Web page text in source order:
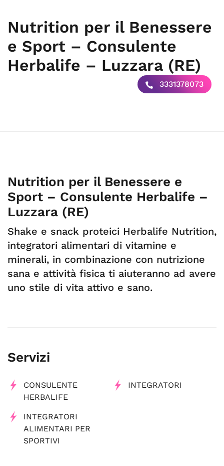
Nutrition per il Benessere
e Sport – Consulente
Herbalife – Luzzara (RE)
3331378073
Nutrition per il Benessere e
Sport – Consulente Herbalife –
Luzzara (RE)
Shake e snack proteici Herbalife Nutrition,
integratori alimentari di vitamine e
minerali, in combinazione con nutrizione
sana e attività fisica ti aiuteranno ad avere
uno stile di vita attivo e sano.
Servizi
CONSULENTE
HERBALIFE
INTEGRATORI
INTEGRATORI
ALIMENTARI PER
SPORTIVI